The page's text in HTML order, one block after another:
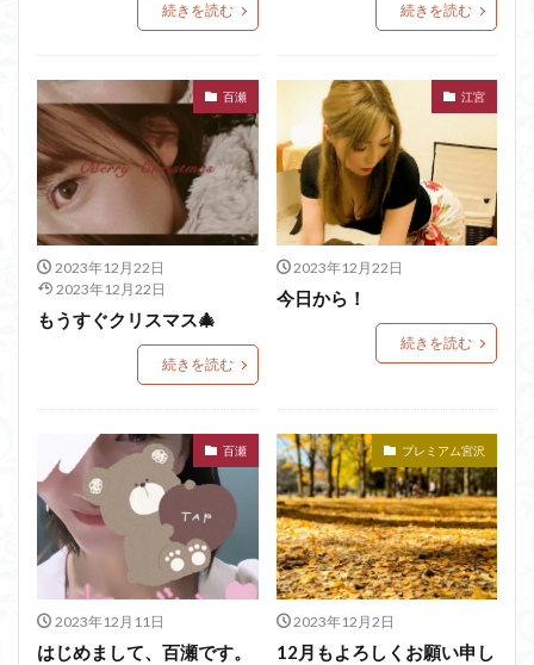
続きを読む 続きを読む
百瀬
2023年12月22日
2023年12月22日
もうすぐクリスマス🎄
続きを読む
江宮
2023年12月22日
今日から！
続きを読む
百瀬
2023年12月11日
はじめまして、百瀬です。
プレミアム宮沢
2023年12月2日
12月もよろしくお願い申し